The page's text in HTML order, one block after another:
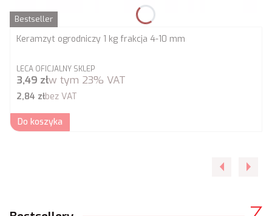
Bestseller
Keramzyt ogrodniczy 1 kg frakcja 4-10 mm
PRODUCENT
LECA OFICJALNY SKLEP
Cena brutto
3,49 złw tym 23% VAT
Cena netto
2,84 złbez VAT
Do koszyka